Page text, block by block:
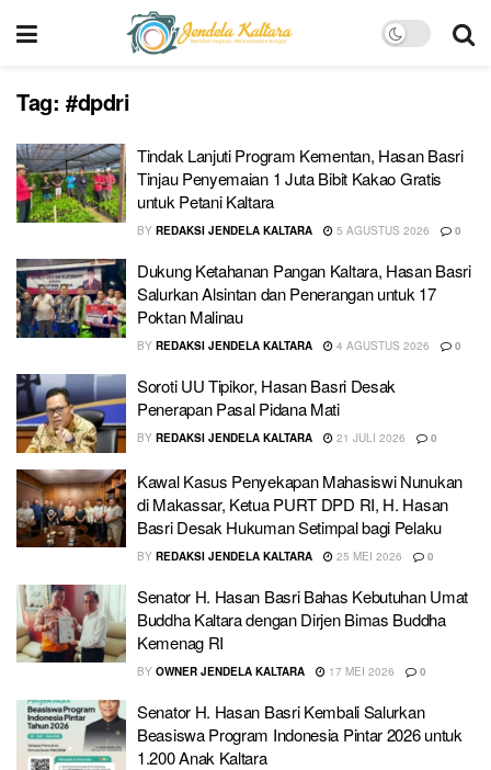
Tag: #dpdri
Tindak Lanjuti Program Kementan, Hasan Basri
Tinjau Penyemaian 1 Juta Bibit Kakao Gratis
untuk Petani Kaltara
BY REDAKSI JENDELA KALTARA 5 AGUSTUS 2026 0
Dukung Ketahanan Pangan Kaltara, Hasan Basri
Salurkan Alsintan dan Penerangan untuk 17
Poktan Malinau
BY REDAKSI JENDELA KALTARA 4 AGUSTUS 2026 0
Soroti UU Tipikor, Hasan Basri Desak
Penerapan Pasal Pidana Mati
BY REDAKSI JENDELA KALTARA 21 JULI 2026 0
Kawal Kasus Penyekapan Mahasiswi Nunukan
di Makassar, Ketua PURT DPD RI, H. Hasan
Basri Desak Hukuman Setimpal bagi Pelaku
BY REDAKSI JENDELA KALTARA 25 MEI 2026 0
Senator H. Hasan Basri Bahas Kebutuhan Umat
Buddha Kaltara dengan Dirjen Bimas Buddha
Kemenag RI
BY OWNER JENDELA KALTARA 17 MEI 2026 0
Senator H. Hasan Basri Kembali Salurkan
Beasiswa Program Indonesia Pintar 2026 untuk
1.200 Anak Kaltara